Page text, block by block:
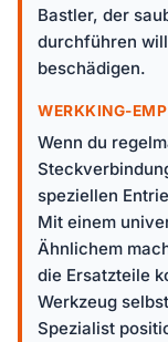
Bastler, der
durchführen
beschädigen.
WERKKING-
Wenn du
speziellen
Mit einem
Ähnlichem
die Ersatzteile
Werkzeug
Spezialist